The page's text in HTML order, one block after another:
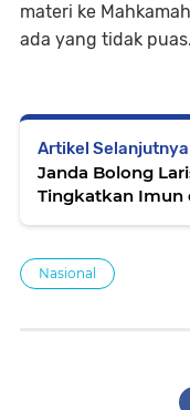
materi ke
ada yang tidak
Artikel Selanjutnya
Janda Bolong
Tingkatkan Imun
Nasional